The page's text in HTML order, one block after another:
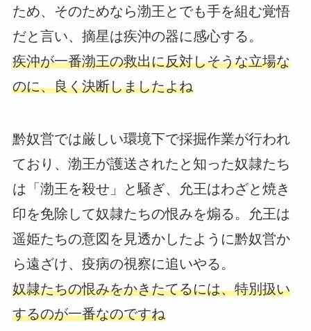
ため、そのためなら渤王とでも手を組む覚悟
だと言い、摘星は疾沖の器に感心する。
疾沖が一番渤王の救出に反対しそうな立場な
のに、良く決断しましたよね
黔奴営では厳しい環境下で採掘作業が行われ
ており、渤王が護送されたと知った奴隷たち
は「渤王を殺せ」と騒ぎ、允王はわざと焼き
印を免除して奴隷たちの恨みを煽る。允王は
遥姫たちの意図を見透かしたように黔奴営か
ら遠ざけ、疫病の視察に追いやる。
奴隷たちの恨みをかきたてるには、特別扱い
するのが一番なのですね